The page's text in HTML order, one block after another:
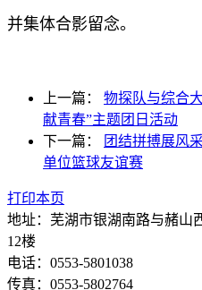
并集体合影留念。
上一篇：
物探队与综合
献青春”主题团日活动
下一篇：
团结拼搏展风
单位篮球友谊赛
打印本页
地址：芜湖市银湖南路与赭山
12楼
电话：0553-5801038
传真：0553-5802764